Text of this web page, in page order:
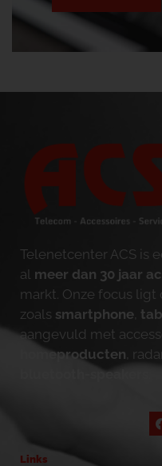
Telenetcenter ACS is
al meer dan 30 jaar
markt. Onze focus ligt
zoals smartphone
aangevuld met
homeproducten ,
bluetooth-speakers
Links